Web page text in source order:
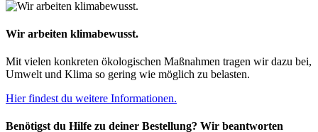
Wir arbeiten klimabewusst.
Mit vielen konkreten ökologischen Maßnahmen tragen wir dazu bei,
Umwelt und Klima so gering wie möglich zu belasten.
Hier findest du weitere Informationen.
Benötigst du Hilfe zu deiner Bestellung? Wir beantworten